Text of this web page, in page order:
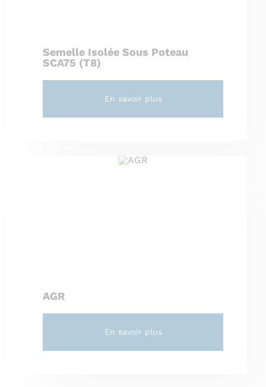
Semelle Isolée Sous Poteau
SCA75 (T8)
En savoir plus
AGR
En savoir plus